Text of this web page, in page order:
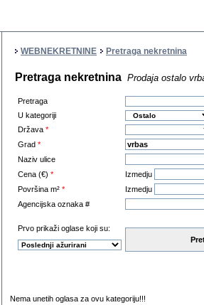
WEBNEKRETNINE Pretraga nekretnina
Pretraga nekretnina Prodaja ostalo
Pretraga
U kategoriji
Država *
Grad *
Naziv ulice
Cena (€) *
Izmedju
Površina m² *
Izmedju
Agencijska oznaka #
Prvo prikaži oglase koji su:
Nema unetih oglasa za ovu kategoriju!!!